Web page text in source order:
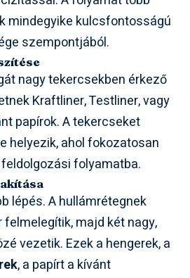
mindegyike kulcsfontosságú
szempontjából.
nagy tekercsekben érkező
Kraftliner, Testliner, vagy
papírok. A tekercseket
helyezik, ahol fokozatosan
folyamatba.
lépés. A hullámrétegnek
majd két nagy,
vezetik. Ezek a hengerek, a
, a papírt a kívánt